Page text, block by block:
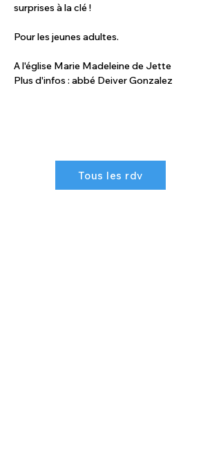
surprises à la clé !
Pour les jeunes adultes.
A l'église Marie Madeleine de Jette
Plus d'infos : abbé Deiver Gonzalez
Tous les rdv